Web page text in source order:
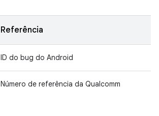
Referência
ID do bug do Android
Número de referência da Qualcomm